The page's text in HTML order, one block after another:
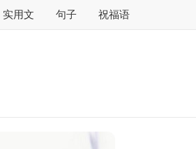
实用文 句子 祝福语